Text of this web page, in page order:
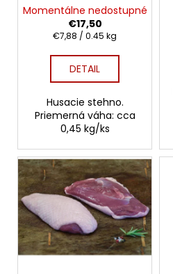
vMomentálne nedostupné
€17,50
Jednotková
€7,88 / 0.45 kg
DETAIL
Husacie stehno.
Priemerná váha: cca
0,45 kg/ks
a
ÚDENÁ
KLOBÁSA